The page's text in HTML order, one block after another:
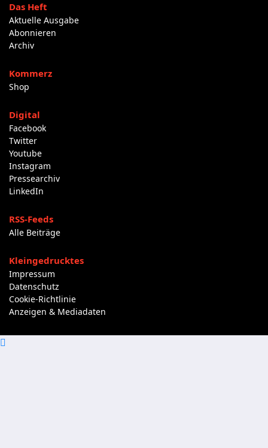
Das Heft
Aktuelle Ausgabe
Abonnieren
Archiv
Kommerz
Shop
Digital
Facebook
Twitter
Youtube
Instagram
Pressearchiv
LinkedIn
RSS-Feeds
Alle Beiträge
Kleingedrucktes
Impressum
Datenschutz
Cookie-Richtlinie
Anzeigen & Mediadaten